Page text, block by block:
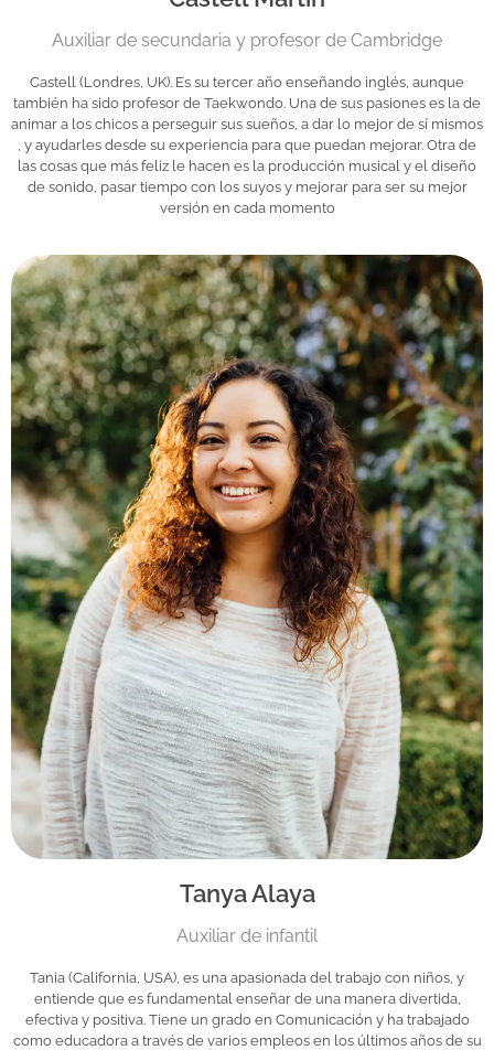
Auxiliar de secundaria y profesor de Cambridge
Castell (Londres, UK). Es su tercer año enseñando inglés, aunque
también ha sido profesor de Taekwondo. Una de sus pasiones es la de
animar a los chicos a perseguir sus sueños, a dar lo mejor de sí mismos
, y ayudarles desde su experiencia para que puedan mejorar. Otra de
las cosas que más feliz le hacen es la producción musical y el diseño
de sonido, pasar tiempo con los suyos y mejorar para ser su mejor
versión en cada momento
Tanya Alaya
Auxiliar de infantil
Tania (California, USA), es una apasionada del trabajo con niños, y
entiende que es fundamental enseñar de una manera divertida,
efectiva y positiva. Tiene un grado en Comunicación y ha trabajado
como educadora a través de varios empleos en los últimos años de su